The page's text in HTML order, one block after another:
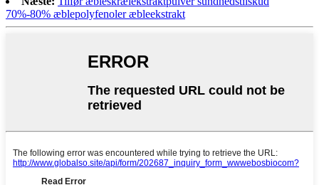
70%-80% æblepolyfenoler æbleekstrakt